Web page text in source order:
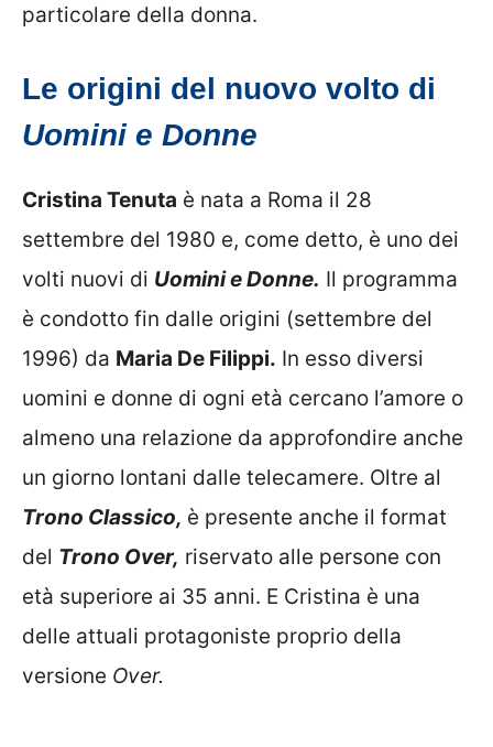
particolare della donna.
Le origini del nuovo volto di
Uomini e Donne
Cristina Tenuta è nata a Roma il 28
settembre del 1980 e, come detto, è uno dei
volti nuovi di Uomini e Donne. Il programma
è condotto fin dalle origini (settembre del
1996) da Maria De Filippi. In esso diversi
uomini e donne di ogni età cercano l’amore o
almeno una relazione da approfondire anche
un giorno lontani dalle telecamere. Oltre al
Trono Classico, è presente anche il format
del Trono Over, riservato alle persone con
età superiore ai 35 anni. E Cristina è una
delle attuali protagoniste proprio della
versione Over.